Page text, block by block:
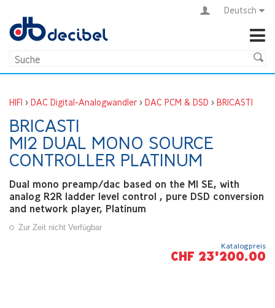
Deutsch
HIFI > DAC Digital-Analogwandler > DAC PCM & DSD > BRICASTI
BRICASTI
M12 DUAL MONO SOURCE
CONTROLLER PLATINUM
Dual mono preamp/dac based on the M1 SE, with
analog R2R ladder level control , pure DSD conversion
and network player, Platinum
Zur Zeit nicht Verfügbar
Katalogpreis
CHF 23'200.00